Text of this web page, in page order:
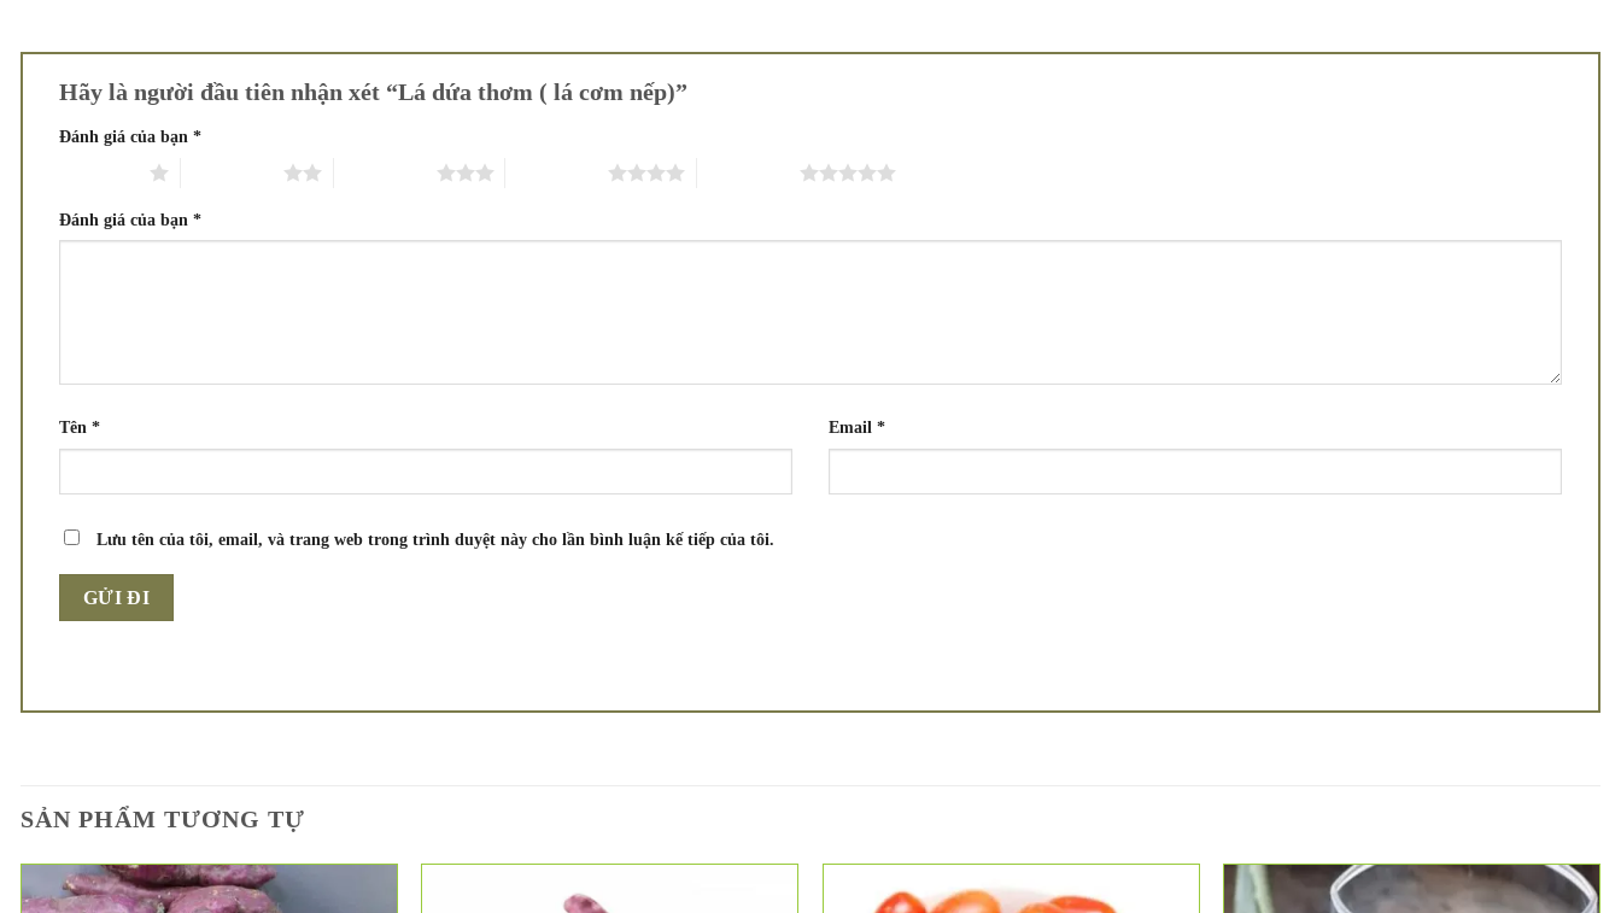
Hãy là người đầu tiên nhận xét “Lá dứa thơm ( lá cơm nếp)”
Đánh giá của bạn *
Đánh giá của bạn *
Tên * Email *
Lưu tên của tôi, email, và trang web trong trình duyệt này cho lần bình luận kế tiếp của tôi.
SẢN PHẨM TƯƠNG TỰ